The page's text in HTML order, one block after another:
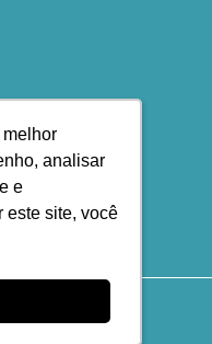
analisar
e
este site, você
analisar
e
este site, você
os Direitos